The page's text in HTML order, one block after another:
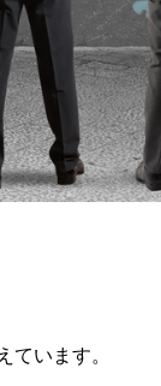
ています。